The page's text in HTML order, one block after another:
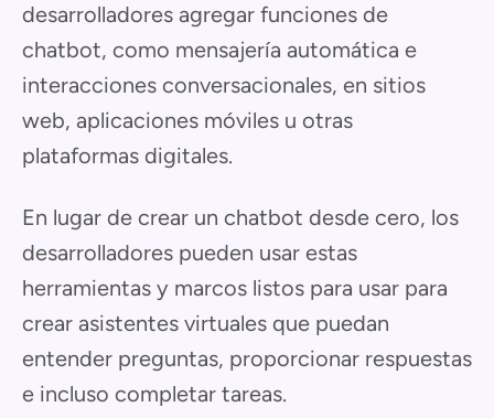
desarrolladores agregar funciones de
chatbot, como mensajería automática e
interacciones conversacionales, en sitios
web, aplicaciones móviles u otras
plataformas digitales.
En lugar de crear un chatbot desde cero, los
desarrolladores pueden usar estas
herramientas y marcos listos para usar para
crear asistentes virtuales que puedan
entender preguntas, proporcionar respuestas
e incluso completar tareas.